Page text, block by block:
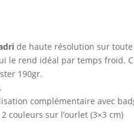
de haute résolution sur
le rend idéal par temps froid.
190gr.
complémentaire avec
couleurs sur l’ourlet (3×3 cm)